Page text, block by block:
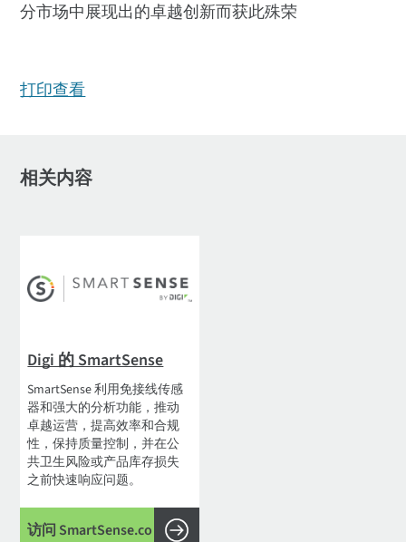
分市场中展现出的卓越创新而获此殊荣
打印查看
相关内容
Digi 的 SmartSense
SmartSense 利用免接线传感
器和强大的分析功能，推动
卓越运营，提高效率和合规
性，保持质量控制，并在公
共卫生风险或产品库存损失
之前快速响应问题。
访问 SmartSense.co